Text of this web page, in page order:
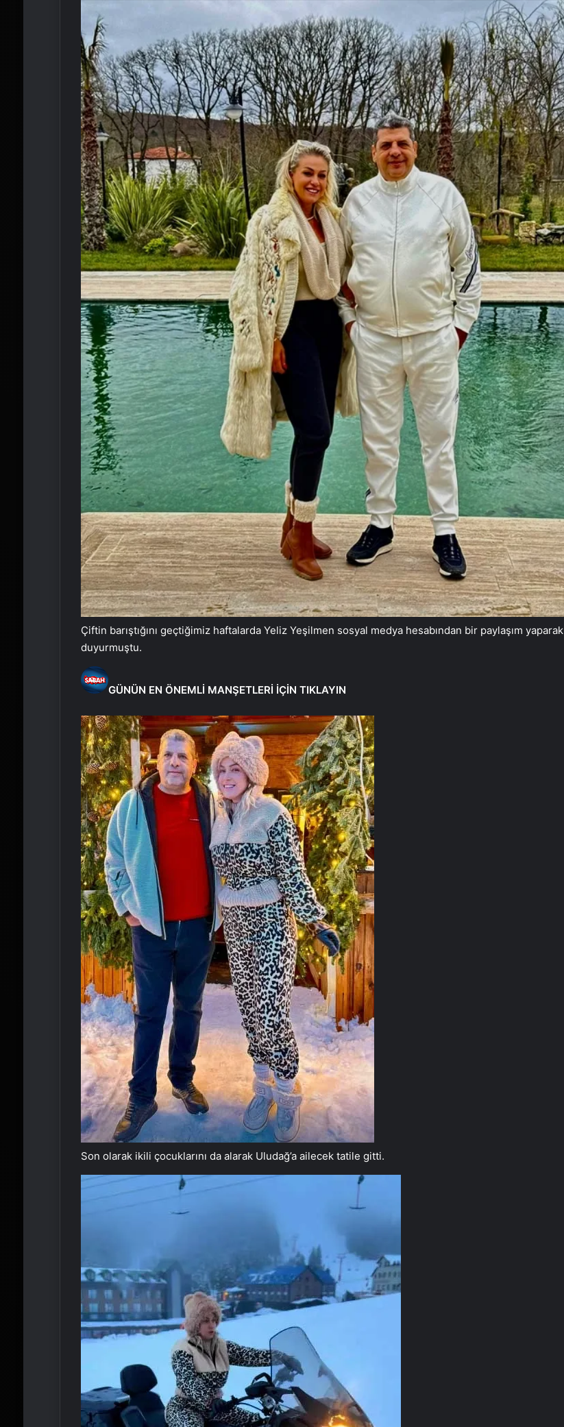
Çiftin barıştığını geçtiğimiz haftalarda Yeliz Yeşilmen sosyal medya hesabından bir paylaşım yaparak
duyurmuştu.
GÜNÜN EN ÖNEMLİ MANŞETLERİ İÇİN TIKLAYIN
Son olarak ikili çocuklarını da alarak Uludağ’a ailecek tatile gitti.